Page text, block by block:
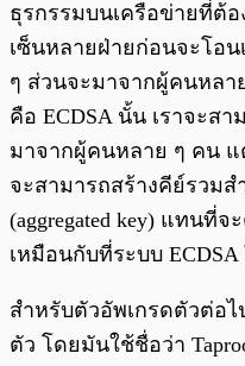
ธุรกรรมบนเครือข่ายที่ต้อ
เซ็นหลายฝ่ายก่อนจะโอ
ๆ ส่วนจะมาจากผู้คนหลา
คือ ECDSA นั้น เราจะสา
มาจากผู้คนหลาย ๆ คน แ
จะสามารถสร้างคีย์รวม
(aggregated key) แทนที่
เหมือนกับที่ระบบ ECDSA
สำหรับตัวอัพเกรดตัวต่อ
ตัว โดยมันใช้ชื่อว่า